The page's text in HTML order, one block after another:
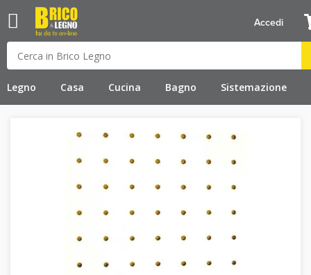
Legno Casa Cucina Bagno Sistemazione
Accedi